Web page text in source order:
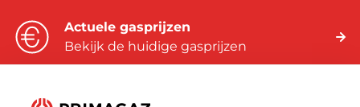
Actuele gasprijzen
Bekijk de huidige gasprijzen